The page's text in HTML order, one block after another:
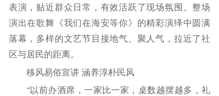
新闻出版
精品出版 全民阅读
出版监管
电影工作
表演，贴近群众日常，有效活跃了现场氛围。整场
演出在歌舞《我们在海安等你》的精彩演绎中圆满
落幕，多样的文艺节目接地气、聚人气，拉近了社
区与居民的距离。
移风易俗宣讲 涵养淳朴民风
“以前办酒席，一家比一家，桌数越摆越多，礼